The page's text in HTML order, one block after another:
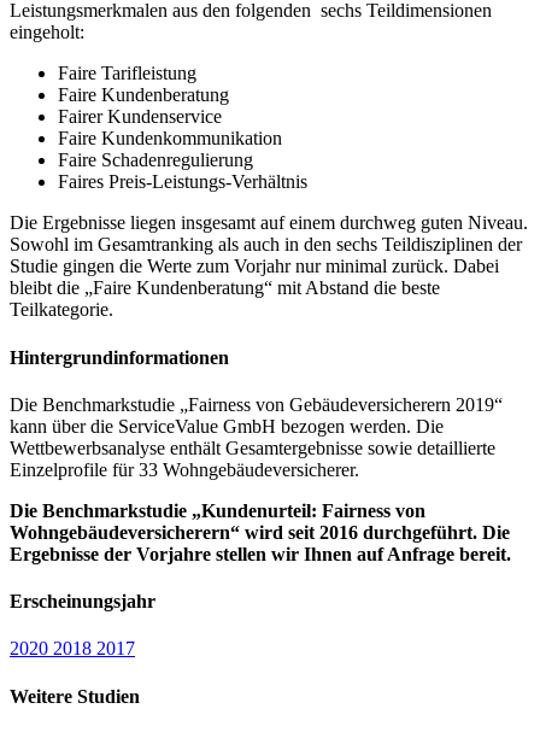
Leistungsmerkmalen aus den folgenden sechs Teildimensionen
eingeholt:
Faire Tarifleistung
Faire Kundenberatung
Fairer Kundenservice
Faire Kundenkommunikation
Faire Schadenregulierung
Faires Preis-Leistungs-Verhältnis
Die Ergebnisse liegen insgesamt auf einem durchweg guten Niveau.
Sowohl im Gesamtranking als auch in den sechs Teildisziplinen der
Studie gingen die Werte zum Vorjahr nur minimal zurück. Dabei
bleibt die „Faire Kundenberatung“ mit Abstand die beste
Teilkategorie.
Hintergrundinformationen
Die Benchmarkstudie „Fairness von Gebäudeversicherern 2019“
kann über die ServiceValue GmbH bezogen werden. Die
Wettbewerbsanalyse enthält Gesamtergebnisse sowie detaillierte
Einzelprofile für 33 Wohngebäudeversicherer.
Die Benchmarkstudie „Kundenurteil: Fairness von
Wohngebäudeversicherern“ wird seit 2016 durchgeführt. Die
Ergebnisse der Vorjahre stellen wir Ihnen auf Anfrage bereit.
Erscheinungsjahr
2020 2018 2017
Weitere Studien